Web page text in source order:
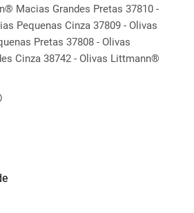
Macias Grandes Pretas 37810 -
Pequenas Cinza 37809 - Olivas
Pretas 37808 - Olivas
Cinza 38742 - Olivas Littmann®